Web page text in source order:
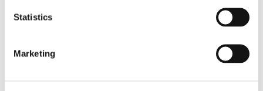
Statistics
Marketing